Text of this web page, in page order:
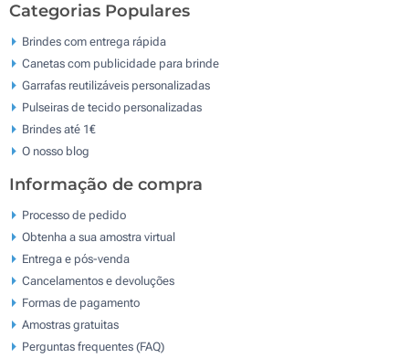
Categorias Populares
Brindes com entrega rápida
Canetas com publicidade para brinde
Garrafas reutilizáveis personalizadas
Pulseiras de tecido personalizadas
Brindes até 1€
O nosso blog
Informação de compra
Processo de pedido
Obtenha a sua amostra virtual
Entrega e pós-venda
Cancelamentos e devoluções
Formas de pagamento
Amostras gratuitas
Perguntas frequentes (FAQ)